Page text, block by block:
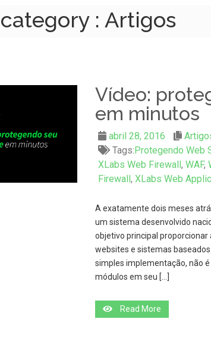
: Artigos
Vídeo:
em minutos
abril 28, 2016
Tags:Protegendo Web
XLabs Web Firewall, WAF,
Firewall, XLabs Web
A exatamente dois meses
um sistema desenvolvido
objetivo principal
websites e sistemas
simples implementação, não
módulos em seu […]
Read More